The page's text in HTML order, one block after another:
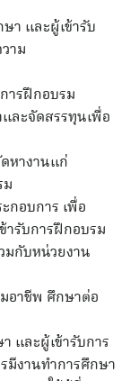
า และผู้เข้ารับ
าม
ารฝึกอบรม
ละจัดสรรทุนเพื่อ
หางานแก่
กอบการ เพื่อ
ารับการฝึกอบรม
มกับหน่วยงาน
อาชีพ ศึกษาต่อ
และผู้เข้ารับการ
มีงานทำการศึกษา